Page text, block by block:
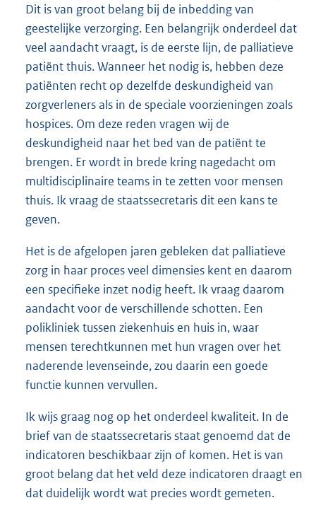
Dit is van groot belang bij de inbedding van
geestelijke verzorging. Een belangrijk onderdeel dat
veel aandacht vraagt, is de eerste lijn, de palliatieve
patiënt thuis. Wanneer het nodig is, hebben deze
patiënten recht op dezelfde deskundigheid van
zorgverleners als in de speciale voorzieningen zoals
hospices. Om deze reden vragen wij de
deskundigheid naar het bed van de patiënt te
brengen. Er wordt in brede kring nagedacht om
multidisciplinaire teams in te zetten voor mensen
thuis. Ik vraag de staatssecretaris dit een kans te
geven.
Het is de afgelopen jaren gebleken dat palliatieve
zorg in haar proces veel dimensies kent en daarom
een specifieke inzet nodig heeft. Ik vraag daarom
aandacht voor de verschillende schotten. Een
polikliniek tussen ziekenhuis en huis in, waar
mensen terechtkunnen met hun vragen over het
naderende levenseinde, zou daarin een goede
functie kunnen vervullen.
Ik wijs graag nog op het onderdeel kwaliteit. In de
brief van de staatssecretaris staat genoemd dat de
indicatoren beschikbaar zijn of komen. Het is van
groot belang dat het veld deze indicatoren draagt en
dat duidelijk wordt wat precies wordt gemeten.